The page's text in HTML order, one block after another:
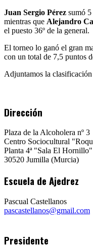
Juan Sergio Pérez sumó
mientras que Alejandro
el puesto 36º de la general.
El torneo lo ganó el gran
con un total de 7,5 puntos
Adjuntamos la
Dirección
Plaza de la Alcoholera nº 3
Centro Sociocultural
Planta 4ª "Sala El Hornillo"
30520 Jumilla (Murcia)
Escuela de Ajedrez
Pascual Castellanos
pascastellanos@gmail.com
Presidente